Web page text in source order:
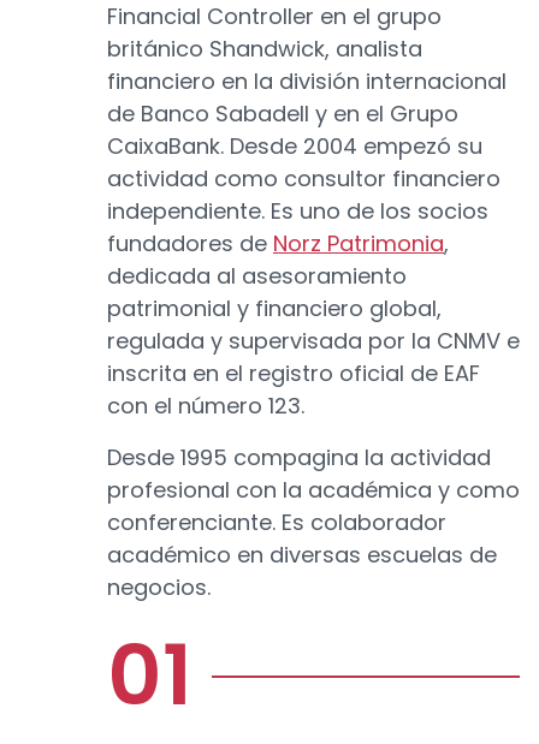
Financial Controller en el grupo
británico Shandwick, analista
financiero en la división internacional
de Banco Sabadell y en el Grupo
CaixaBank. Desde 2004 empezó su
actividad como consultor financiero
independiente. Es uno de los socios
fundadores de Norz Patrimonia,
dedicada al asesoramiento
patrimonial y financiero global,
regulada y supervisada por la CNMV e
inscrita en el registro oficial de EAF
con el número 123.
Desde 1995 compagina la actividad
profesional con la académica y como
conferenciante. Es colaborador
académico en diversas escuelas de
negocios.